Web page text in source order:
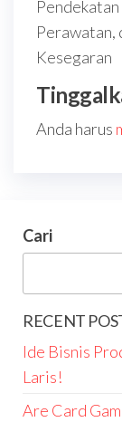
Perawatan,
Kesegaran
Anda harus
Cari
RECENT
Ide Bisnis
Laris!
Are Card